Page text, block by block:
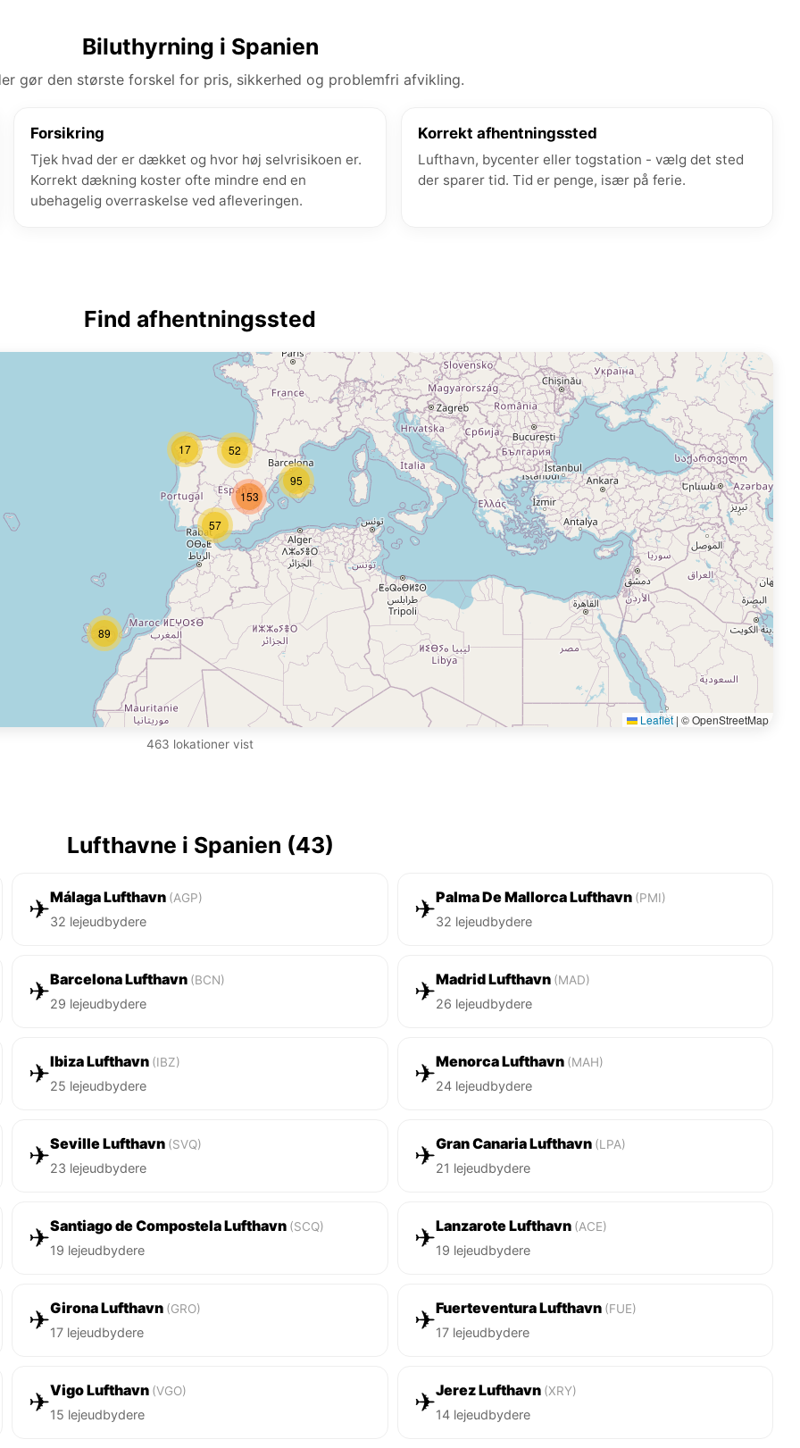
Biluthyrning i Spanien
gør den største forskel for pris, sikkerhed og problemfri afvikling.
Forsikring
Tjek hvad der er dækket og hvor høj selvrisikoen er.
Korrekt dækning koster ofte mindre end en
ubehagelig overraskelse ved afleveringen.
Korrekt afhentningssted
Lufthavn, bycenter eller togstation - vælg det sted
der sparer tid. Tid er penge, især på ferie.
Find afhentningssted
89
17
95
52
57
153
Leaflet | © OpenStreetMap
463 lokationer vist
Lufthavne i Spanien (43)
✈Málaga Lufthavn (AGP)
32 lejeudbydere ✈Palma De Mallorca Lufthavn (PMI)
32 lejeudbydere
✈Barcelona Lufthavn (BCN)
29 lejeudbydere ✈Madrid Lufthavn (MAD)
26 lejeudbydere
✈Ibiza Lufthavn (IBZ)
25 lejeudbydere ✈Menorca Lufthavn (MAH)
24 lejeudbydere
✈Seville Lufthavn (SVQ)
23 lejeudbydere ✈Gran Canaria Lufthavn (LPA)
21 lejeudbydere
✈Santiago de Compostela Lufthavn (SCQ)
19 lejeudbydere ✈Lanzarote Lufthavn (ACE)
19 lejeudbydere
✈Girona Lufthavn (GRO)
17 lejeudbydere ✈Fuerteventura Lufthavn (FUE)
17 lejeudbydere
✈Vigo Lufthavn (VGO)
15 lejeudbydere ✈Jerez Lufthavn (XRY)
14 lejeudbydere